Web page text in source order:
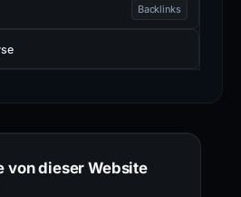
Backlinks
von dieser Website